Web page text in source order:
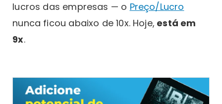
lucros das empresas — o Preço/Lucro
nunca ficou abaixo de 10x. Hoje, está em
9x.